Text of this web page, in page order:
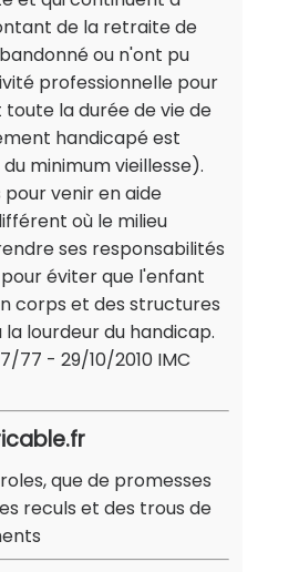
de la retraite de
ou n'ont pu
professionnelle pour
la durée de vie de
handicapé est
minimum vieillesse).
pour venir en aide
où le milieu
ses responsabilités
éviter que l'enfant
corps et des structures
lourdeur du handicap.
77 - 29/10/2010 IMC
que de promesses
reculs et des trous de